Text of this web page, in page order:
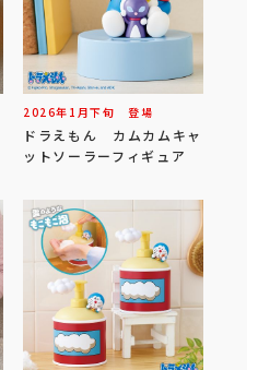
2026年 1 月下旬 登場
ドラえもん カムカムキャ
ットソーラーフィギュア